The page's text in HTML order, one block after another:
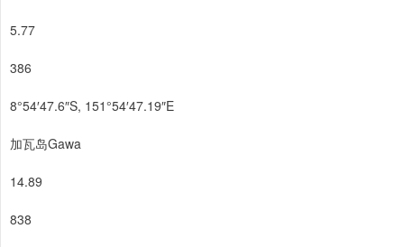
5.77
386
8°54′47.6″S, 151°54′47.19″E
加瓦岛Gawa
14.89
838